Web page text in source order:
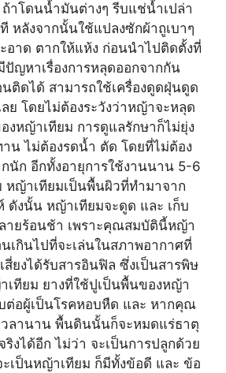
าโดนน้ำมันต่างๆ รีบแช่น้ำเปล่า
หลังจากนั้นใช้แปลงซักผ้าถูเบาๆ
อาด ตากให้แห้ง ก่อนนำไปติดตั้งที่
ปัญหาเรื่องการหลุดออกจากกัน
ติดได้ สามารถใช้เครื่องดูดฝุ่นดูด
ย โดยไม่ต้องระวังว่าหญ้าจะหลุด
งหญ้าเทียม การดูแลรักษาก็ไม่ยุ่ง
น ไม่ต้องรดน้ำ ตัด โดยที่ไม่ต้อง
นัก อีกทั้งอายุการใช้งานนาน 5-6
หญ้าเทียมเป็นพื้นผิวที่ทำมาจาก
ดังนั้น หญ้าเทียมจะดูด และ เก็บ
ายร้อนช้า เพราะคุณสมบัตินี้หญ้า
เกินไปที่จะเล่นในสภาพอากาศที่
สี่ยงได้รับสารอินฟิล ซึ่งเป็นสารพิษ
เทียม ยางที่ใช้ปูเป็นพื้นของหญ้า
ต่อผู้เป็นโรคหอบหืด และ หากคุณ
วลานาน พื้นดินนั้นก็จะหมดแร่ธาตุ
งได้อีก ไม่ว่า จะเป็นการปลูกด้วย
เป็นหญ้าเทียม ก็มีทั้งข้อดี และ ข้อ